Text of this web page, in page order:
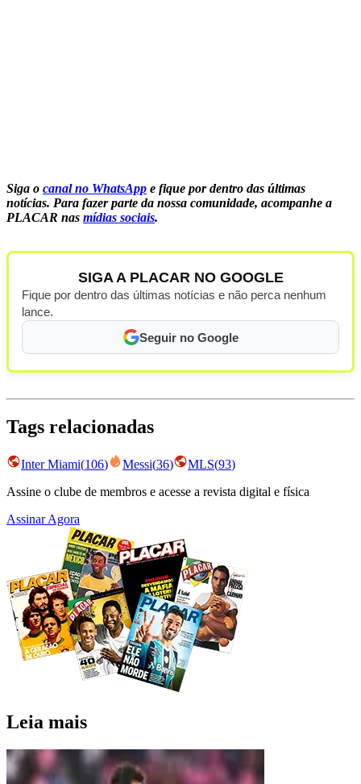
Siga o canal no WhatsApp e fique por dentro das últimas
notícias. Para fazer parte da nossa comunidade, acompanhe a
PLACAR nas mídias sociais.
SIGA A PLACAR NO GOOGLE
Fique por dentro das últimas notícias e não perca nenhum
lance.
Seguir no Google
Tags relacionadas
Inter Miami(106) Messi(36) MLS(93)
Assine o clube de membros e acesse a revista digital e física
Assinar Agora
Leia mais